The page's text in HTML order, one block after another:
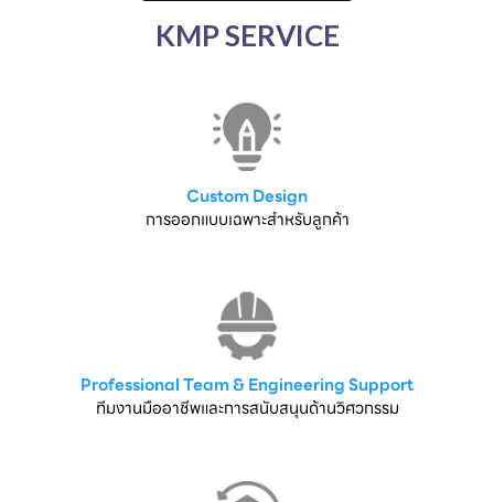
KMP SERVICE
Custom Design
การออกแบบเฉพาะสำหรับลูกค้า
Professional Team & Engineering Support
ทีมงานมืออาชีพและการสนับสนุนด้านวิศวกรรม